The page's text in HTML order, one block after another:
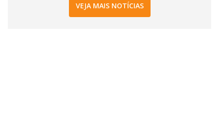
VEJA MAIS NOTÍCIAS